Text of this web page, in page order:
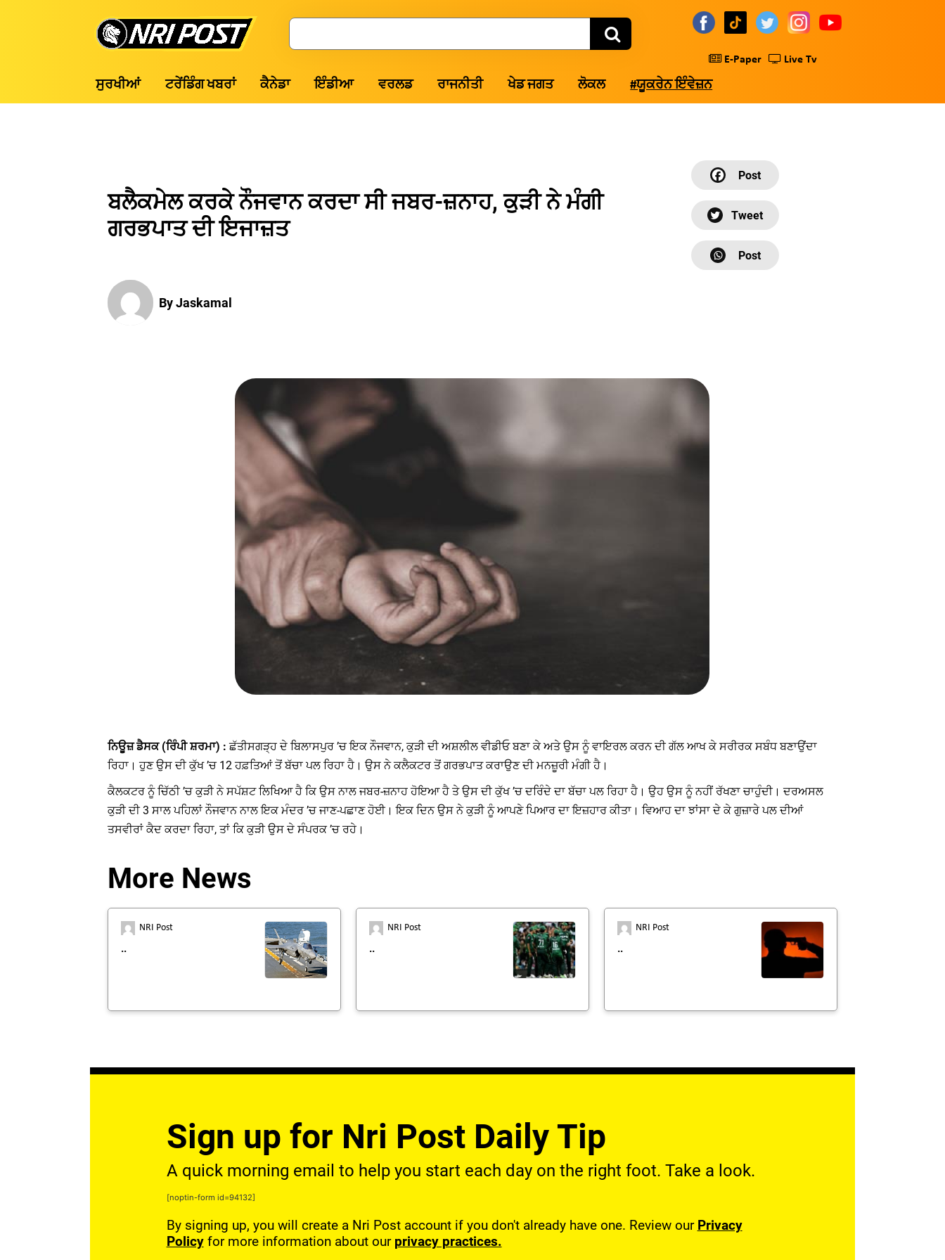
Post
Search
E-Paper Live Tv
ਸੁਰਖੀਆਂ ਟਰੇਂਡਿੰਗ ਖਬਰਾਂ ਕੈਨੇਡਾ ਇੰਡੀਆ ਵਰਲਡ ਰਾਜਨੀਤੀ ਖੇਡ ਜਗਤ ਲੋਕਲ #ਯੂਕਰੇਨ ਇੰਵੇਜ਼ਨ
ਬਲੈਕਮੇਲ ਕਰਕੇ ਨੌਜਵਾਨ ਕਰਦਾ ਸੀ ਜਬਰ-ਜ਼ਨਾਹ, ਕੁੜੀ ਨੇ ਮੰਗੀ
ਗਰਭਪਾਤ ਦੀ ਇਜਾਜ਼ਤ
By Jaskamal
ਨਿਊਜ਼ ਡੈਸਕ (ਰਿੰਪੀ ਸ਼ਰਮਾ) :ਛੱਤੀਸਗੜ੍ਹ ਦੇ ਬਿਲਾਸਪੁਰ ’ਚ ਇਕ ਨੌਜਵਾਨ, ਕੁੜੀ ਦੀ ਅਸ਼ਲੀਲ ਵੀਡੀਓ ਬਣਾ ਕੇ ਅਤੇ ਉਸ ਨੂੰ ਵਾਇਰਲ ਕਰਨ ਦੀ ਗੱਲ ਆਖ ਕੇ ਸਰੀਰਕ ਸਬੰਧ ਬਣਾਉਂਦਾ
ਰਿਹਾ। ਹੁਣ ਉਸ ਦੀ ਕੁੱਖ ’ਚ 12 ਹਫ਼ਤਿਆਂ ਤੋਂ ਬੱਚਾ ਪਲ ਰਿਹਾ ਹੈ। ਉਸ ਨੇ ਕਲੈਕਟਰ ਤੋਂ ਗਰਭਪਾਤ ਕਰਾਉਣ ਦੀ ਮਨਜ਼ੂਰੀ ਮੰਗੀ ਹੈ।
ਕੈਲਕਟਰ ਨੂੰ ਚਿੱਠੀ ’ਚ ਕੁੜੀ ਨੇ ਸਪੱਸ਼ਟ ਲਿਖਿਆ ਹੈ ਕਿ ਉਸ ਨਾਲ ਜਬਰ-ਜ਼ਨਾਹ ਹੋਇਆ ਹੈ ਤੇ ਉਸ ਦੀ ਕੁੱਖ ’ਚ ਦਰਿੰਦੇ ਦਾ ਬੱਚਾ ਪਲ ਰਿਹਾ ਹੈ। ਉਹ ਉਸ ਨੂੰ ਨਹੀਂ ਰੱਖਣਾ ਚਾਹੁੰਦੀ। ਦਰਅਸਲ
ਕੁੜੀ ਦੀ 3 ਸਾਲ ਪਹਿਲਾਂ ਨੌਜਵਾਨ ਨਾਲ ਇਕ ਮੰਦਰ ’ਚ ਜਾਣ-ਪਛਾਣ ਹੋਈ। ਇਕ ਦਿਨ ਉਸ ਨੇ ਕੁੜੀ ਨੂੰ ਆਪਣੇ ਪਿਆਰ ਦਾ ਇਜ਼ਹਾਰ ਕੀਤਾ। ਵਿਆਹ ਦਾ ਝਾਂਸਾ ਦੇ ਕੇ ਗੁਜ਼ਾਰੇ ਪਲ ਦੀਆਂ
ਤਸਵੀਰਾਂ ਕੈਦ ਕਰਦਾ ਰਿਹਾ, ਤਾਂ ਕਿ ਕੁੜੀ ਉਸ ਦੇ ਸੰਪਰਕ ’ਚ ਰਹੇ।
More News
NRI Post
..
NRI Post
..
NRI Post
..
Sign up for Nri Post Daily Tip
A quick morning email to help you start each day on the right foot. Take a look.
[noptin-form id=94132]
By signing up, you will create a Nri Post account if you don't already have one. Review our Privacy
Policyfor more information about our privacy practices.